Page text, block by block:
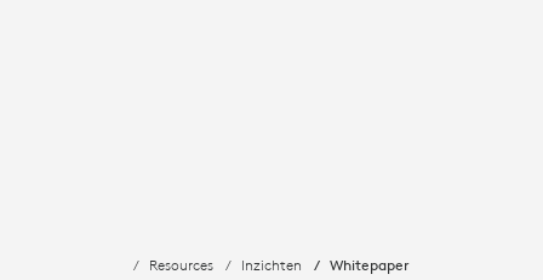
Resources Inzichten Whitepaper